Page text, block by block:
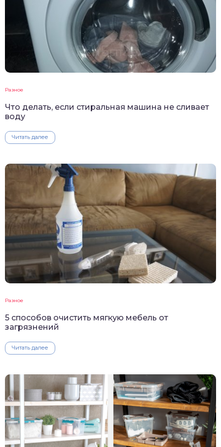
Разное
Что делать, если стиральная машина не сливает
воду
Читать далее
Разное
5 способов очистить мягкую мебель от
загрязнений
Читать далее